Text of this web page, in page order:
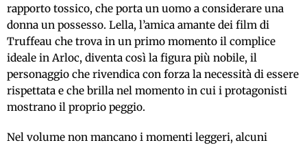
rapporto tossico, che porta un uomo a considerare una
donna un possesso. Lella, l’amica amante dei film di
Truffeau che trova in un primo momento il complice
ideale in Arloc, diventa così la figura più nobile, il
personaggio che rivendica con forza la necessità di essere
rispettata e che brilla nel momento in cui i protagonisti
mostrano il proprio peggio.
Nel volume non mancano i momenti leggeri, alcuni